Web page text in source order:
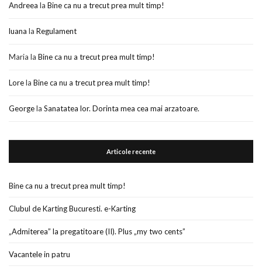
Andreea la Bine ca nu a trecut prea mult timp!
luana la Regulament
Maria la Bine ca nu a trecut prea mult timp!
Lorela Bine ca nu a trecut prea mult timp!
Georgela Sanatatea lor. Dorinta mea cea mai arzatoare.
Articole recente
Bine ca nu a trecut prea mult timp!
Clubul de Karting Bucuresti. e-Karting
„Admiterea” la pregatitoare (II). Plus „my two cents”
Vacantele in patru